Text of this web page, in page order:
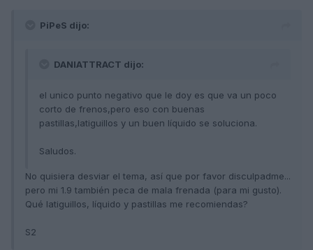
PiPeS dijo:
DANIATTRACT dijo:
el unico punto negativo que le doy es que va un poco
corto de frenos,pero eso con buenas
pastillas,latiguillos y un buen líquido se soluciona.
Saludos.
No quisiera desviar el tema, así que por favor disculpadme...
pero mi 1.9 también peca de mala frenada (para mi gusto).
Qué latiguillos, líquido y pastillas me recomiendas?
S2